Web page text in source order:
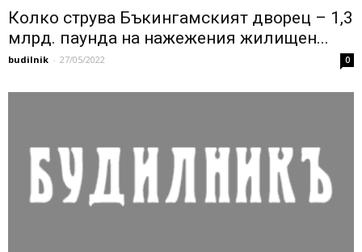
Колко струва Бъкингамският дворец – 1,3
млрд. паунда на нажежения жилищен...
budilnik - 27/05/2022 0